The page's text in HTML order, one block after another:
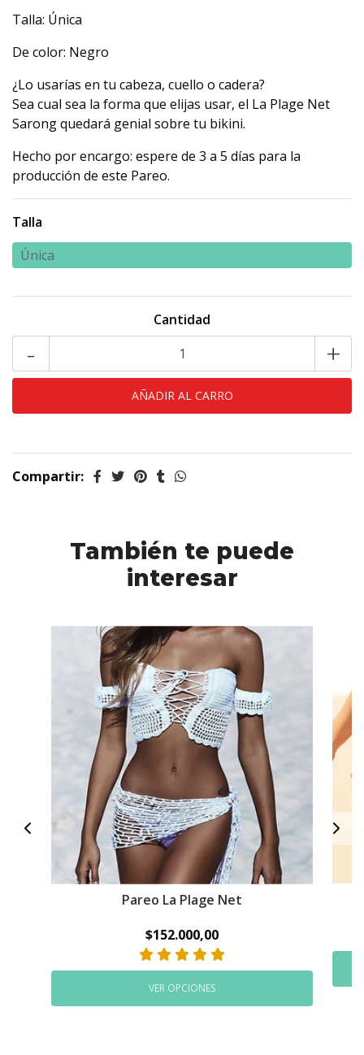
Talla: Única
De color: Negro
¿Lo usarías en tu cabeza, cuello o cadera?
Sea cual sea la forma que elijas usar, el La Plage Net
Sarong quedará genial sobre tu bikini.
Hecho por encargo: espere de 3 a 5 días para la
producción de este Pareo.
Talla
Única
Cantidad
- +
Compartir:
También te puede
interesar
Pareo La Plage Net
$152.000,00
VER OPCIONES